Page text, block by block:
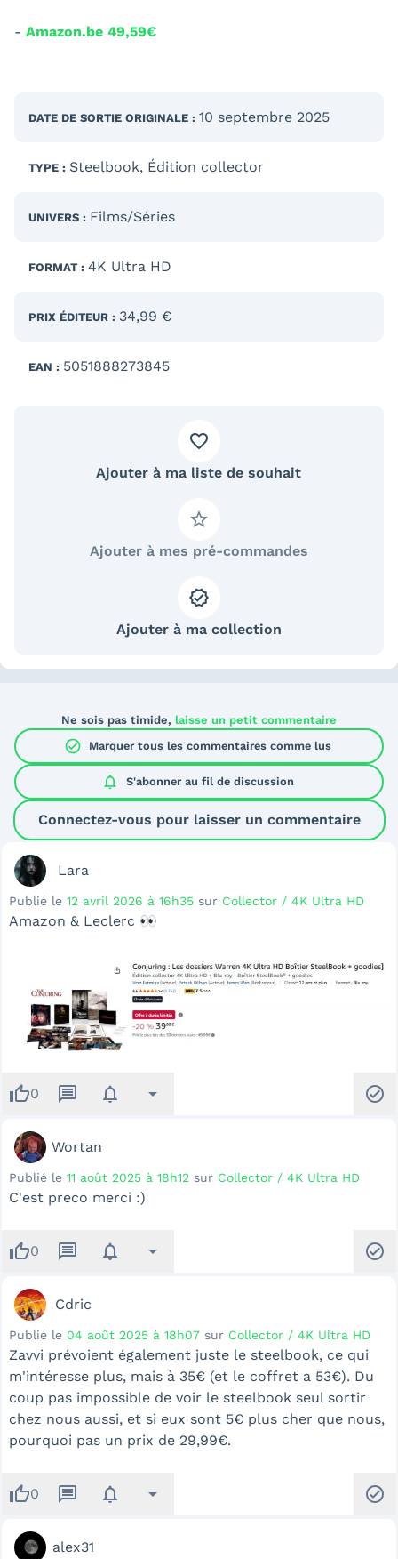
- Amazon.be 49,59€
DATE DE SORTIE ORIGINALE : 10 septembre 2025
TYPE : Steelbook, Édition collector
UNIVERS : Films/Séries
FORMAT : 4K Ultra HD
PRIX ÉDITEUR : 34,99 €
EAN : 5051888273845
Ajouter à ma liste de souhait
Ajouter à mes pré-commandes
Ajouter à ma collection
Ne sois pas timide, laisse un petit commentaire
check_circle Marquer tous les commentaires comme lus
notifications S'abonner au fil de discussion
Connectez-vous pour laisser un commentaire
Lara
Publié le 12 avril 2026 à 16h35 sur Collector / 4K Ultra HD
Amazon & Leclerc 👀
thumb_up0 message notifications arrow_drop_down check_circle
Wortan
Publié le 11 août 2025 à 18h12 sur Collector / 4K Ultra HD
C'est preco merci :)
thumb_up0 message notifications arrow_drop_down check_circle
Cdric
Publié le 04 août 2025 à 18h07 sur Collector / 4K Ultra HD
Zavvi prévoient également juste le steelbook, ce qui
m'intéresse plus, mais à 35€ (et le coffret a 53€). Du
coup pas impossible de voir le steelbook seul sortir
chez nous aussi, et si eux sont 5€ plus cher que nous,
pourquoi pas un prix de 29,99€.
thumb_up0 message notifications arrow_drop_down check_circle
alex31